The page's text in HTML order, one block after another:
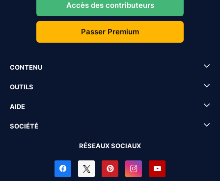
Accès des contributeurs
Passer Premium
CONTENU
OUTILS
AIDE
SOCIÉTÉ
RÉSEAUX SOCIAUX